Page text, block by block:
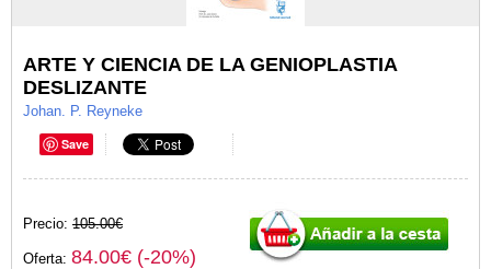
ARTE Y CIENCIA DE LA GENIOPLASTIA
DESLIZANTE
Johan. P. Reyneke
Save
Precio: 105.00€
Oferta: 84.00€ (-20%)